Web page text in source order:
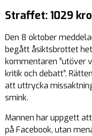
Straffet: 1029
Den 8 oktober
begått åsiktsbrottet
kommentaren ”utöver
kritik och debatt”.
att uttrycka
smink.
Mannen har uppgett
på Facebook, utan